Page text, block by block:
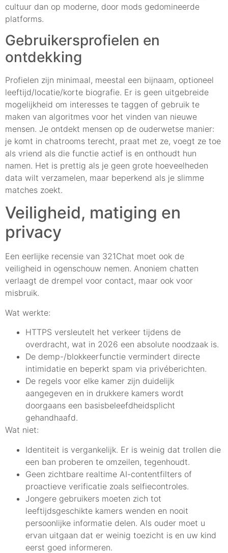
cultuur dan op moderne, door mods gedomineerde
platforms.
Gebruikersprofielen en
ontdekking
Profielen zijn minimaal, meestal een bijnaam, optioneel
leeftijd/locatie/korte biografie. Er is geen uitgebreide
mogelijkheid om interesses te taggen of gebruik te
maken van algoritmes voor het vinden van nieuwe
mensen. Je ontdekt mensen op de ouderwetse manier:
je komt in chatrooms terecht, praat met ze, voegt ze toe
als vriend als die functie actief is en onthoudt hun
namen. Het is prettig als je geen grote hoeveelheden
data wilt verzamelen, maar beperkend als je slimme
matches zoekt.
Veiligheid, matiging en
privacy
Een eerlijke recensie van 321Chat moet ook de
veiligheid in ogenschouw nemen. Anoniem chatten
verlaagt de drempel voor contact, maar ook voor
misbruik.
Wat werkte:
HTTPS versleutelt het verkeer tijdens de
overdracht, wat in 2026 een absolute noodzaak is.
De demp-/blokkeerfunctie vermindert directe
intimidatie en beperkt spam via privéberichten.
De regels voor elke kamer zijn duidelijk
aangegeven en in drukkere kamers wordt
doorgaans een basisbeleefdheidsplicht
gehandhaafd.
Wat niet:
Identiteit is vergankelijk. Er is weinig dat trollen die
een ban proberen te omzeilen, tegenhoudt.
Geen zichtbare realtime AI-contentfilters of
proactieve verificatie zoals selfiecontroles.
Jongere gebruikers moeten zich tot
leeftijdsgeschikte kamers wenden en nooit
persoonlijke informatie delen. Als ouder moet u
ervan uitgaan dat er weinig toezicht is en uw kind
eerst goed informeren.